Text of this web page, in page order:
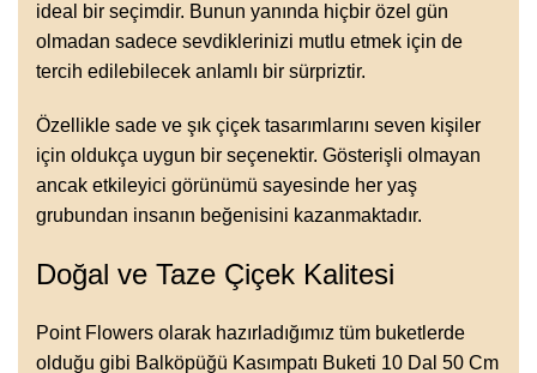
ideal bir seçimdir. Bunun yanında hiçbir özel gün
olmadan sadece sevdiklerinizi mutlu etmek için de
tercih edilebilecek anlamlı bir sürpriztir.
Özellikle sade ve şık çiçek tasarımlarını seven kişiler
için oldukça uygun bir seçenektir. Gösterişli olmayan
ancak etkileyici görünümü sayesinde her yaş
grubundan insanın beğenisini kazanmaktadır.
Doğal ve Taze Çiçek Kalitesi
Point Flowers olarak hazırladığımız tüm buketlerde
olduğu gibi Balköpüğü Kasımpatı Buketi 10 Dal 50 Cm